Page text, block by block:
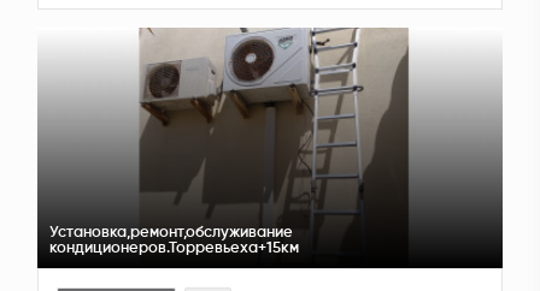
Установка,ремонт,обслуживание
кондиционеров.Торревьеха+15км